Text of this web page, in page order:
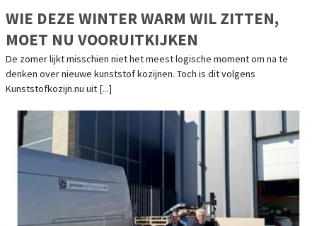
WIE DEZE WINTER WARM WIL ZITTEN,
MOET NU VOORUITKIJKEN
De zomer lijkt misschien niet het meest logische moment om na te
denken over nieuwe kunststof kozijnen. Toch is dit volgens
Kunststofkozijn.nu uit [...]